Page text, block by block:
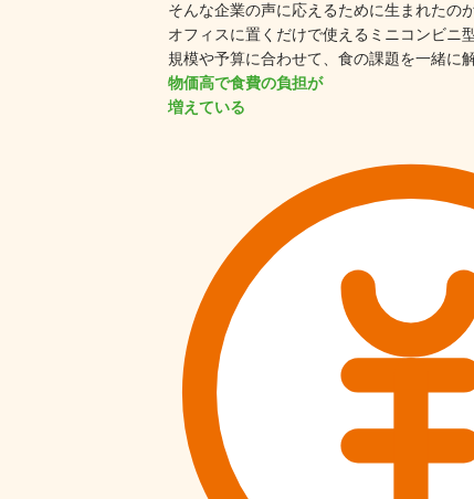
そんな企業の声に応えるために生まれたのが
オフィスに置くだけで使える ミニコンビニ
規模や予算に合わせて、 食の課題を一緒に
物価高で食費の負担が
増えている